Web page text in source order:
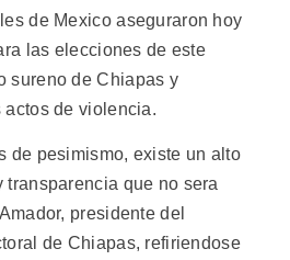
de Mexico aseguraron hoy
las elecciones de este
sureno de Chiapas y
de violencia.
de pesimismo, existe un alto
transparencia que no sera
presidente del
de Chiapas, refiriendose